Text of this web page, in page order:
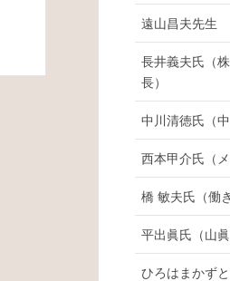
遠山昌夫先生
長井義夫氏（
長）
中川清徳氏（
西本甲介氏（
橋 敏夫氏（働
平出眞氏（山眞
ひろはまかず